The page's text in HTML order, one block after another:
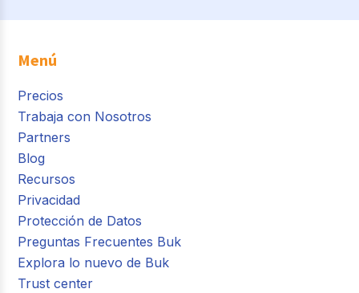
Menú
Precios
Trabaja con Nosotros
Partners
Blog
Recursos
Privacidad
Protección de Datos
Preguntas Frecuentes Buk
Explora lo nuevo de Buk
Trust center